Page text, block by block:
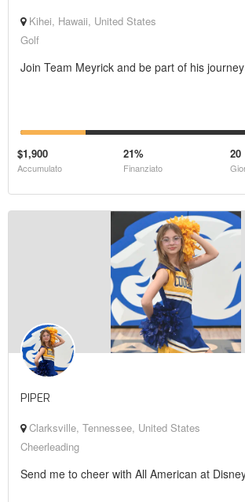
Kihei, Hawaii, United States
Golf
Join Team Meyrick and be part of his
$1,900
Accumulato
21%
Finanziato
20
PIPER
Clarksville, Tennessee, United States
Cheerleading
Send me to cheer with All American at